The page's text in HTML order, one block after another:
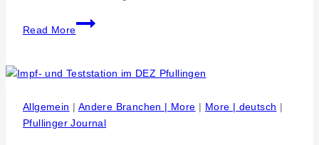
Read More
Marketing,
Strategie
&
malerhandwerk
Allgemein | Andere Branchen | More | More | deutsch |
Pfullinger Journal